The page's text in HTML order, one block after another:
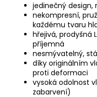
jedinečný design,
nekompresní,
každému tvaru
hřejivá, prodyšná
příjemná
nesmývatelný,
díky originálním
proti deformaci
vysoká odolnost
zabarvení)